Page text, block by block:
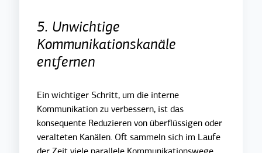
5. Unwichtige
Kommunikationskanäle
entfernen
Ein wichtiger Schritt, um die interne
Kommunikation zu verbessern, ist das
konsequente Reduzieren von überflüssigen oder
veralteten Kanälen. Oft sammeln sich im Laufe